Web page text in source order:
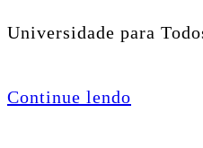
Universidade para
Continue lendo